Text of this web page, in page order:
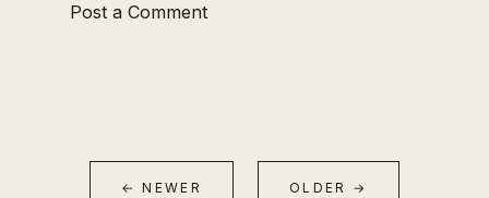
Post a Comment
← NEWER OLDER →